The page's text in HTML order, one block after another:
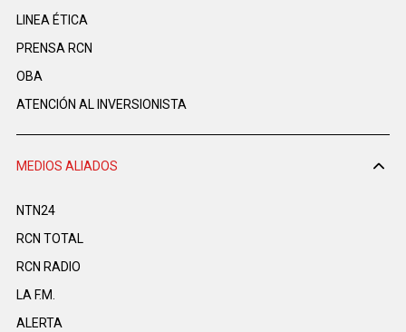
LINEA ÉTICA
PRENSA RCN
OBA
ATENCIÓN AL INVERSIONISTA
MEDIOS ALIADOS
NTN24
RCN TOTAL
RCN RADIO
LA F.M.
ALERTA